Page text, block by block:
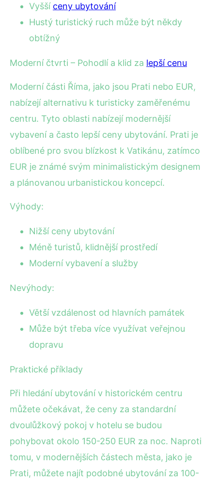
Vyšší ceny ubytování
Hustý turistický ruch může být někdy
obtížný
Moderní čtvrti – Pohodlí a klid za lepší cenu
Moderní části Říma, jako jsou Prati nebo EUR,
nabízejí alternativu k turisticky zaměřenému
centru. Tyto oblasti nabízejí modernější
vybavení a často lepší ceny ubytování. Prati je
oblíbené pro svou blízkost k Vatikánu, zatímco
EUR je známé svým minimalistickým designem
a plánovanou urbanistickou koncepcí.
Výhody:
Nižší ceny ubytování
Méně turistů, klidnější prostředí
Moderní vybavení a služby
Nevýhody:
Větší vzdálenost od hlavních památek
Může být třeba více využívat veřejnou
dopravu
Praktické příklady
Při hledání ubytování v historickém centru
můžete očekávat, že ceny za standardní
dvoulůžkový pokoj v hotelu se budou
pohybovat okolo 150-250 EUR za noc. Naproti
tomu, v modernějších částech města, jako je
Prati, můžete najít podobné ubytování za 100-